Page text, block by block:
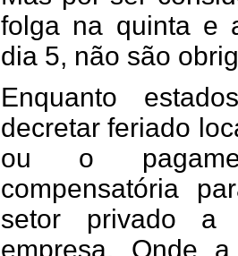
folga na quinta e
dia 5, não são
Enquanto
decretar feriado
ou o
compensatória
setor privado a
empresa. Onde